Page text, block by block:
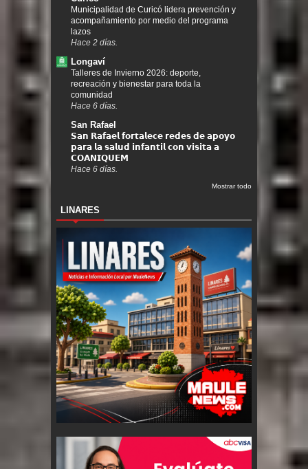
Municipalidad de Curicó lidera prevención y
acompañamiento por medio del programa
lazos
Hace 2 días.
Longaví
Talleres de Invierno 2026: deporte,
recreación y bienestar para toda la
comunidad
Hace 6 días.
San Rafael
𝗦𝗮𝗻 𝗥𝗮𝗳𝗮𝗲𝗹 𝗳𝗼𝗿𝘁𝗮𝗹𝗲𝗰𝗲 𝗿𝗲𝗱𝗲𝘀 𝗱𝗲 𝗮𝗽𝗼𝘆𝗼
𝗽𝗮𝗿𝗮 𝗹𝗮 𝘀𝗮𝗹𝘂𝗱 𝗶𝗻𝗳𝗮𝗻𝘁𝗶𝗹 𝗰𝗼𝗻 𝘃𝗶𝘀𝗶𝘁𝗮 𝗮
𝗖𝗢𝗔𝗡𝗜𝗤𝗨𝗘𝗠
Hace 6 días.
Mostrar todo
LINARES